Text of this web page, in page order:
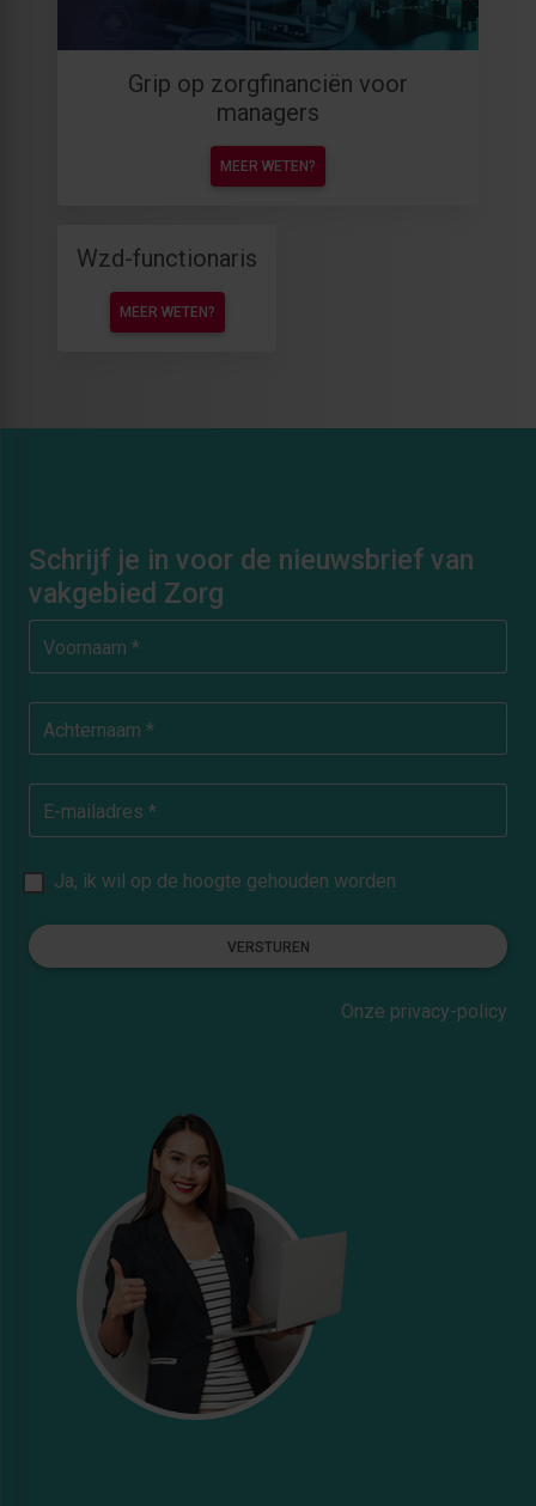
Grip op zorgfinanciën voor
managers
MEER WETEN?
Wzd-functionaris
MEER WETEN?
Schrijf je in voor de nieuwsbrief van
vakgebied Zorg
Voornaam *
Achternaam *
E-mailadres *
Ja, ik wil op de hoogte gehouden worden
VERSTUREN
Onze privacy-policy